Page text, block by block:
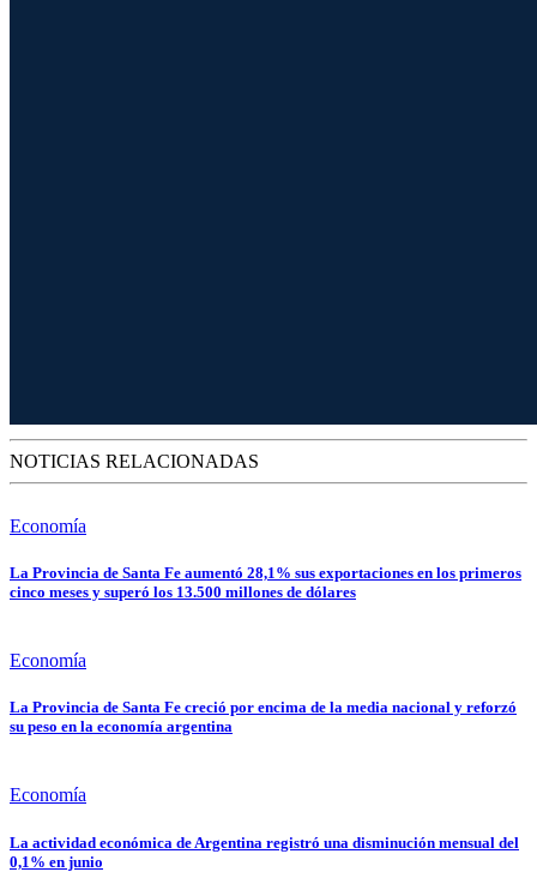
NOTICIAS RELACIONADAS
Economía
La Provincia de Santa Fe aumentó 28,1% sus exportaciones en los primeros
cinco meses y superó los 13.500 millones de dólares
Economía
La Provincia de Santa Fe creció por encima de la media nacional y reforzó
su peso en la economía argentina
Economía
La actividad económica de Argentina registró una disminución mensual del
0,1% en junio